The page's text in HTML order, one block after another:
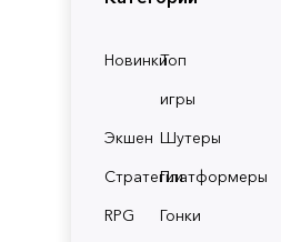
НовинкиТоп
игры
Экшен Шутеры
СтратегииПлатформеры
RPG
Гонки